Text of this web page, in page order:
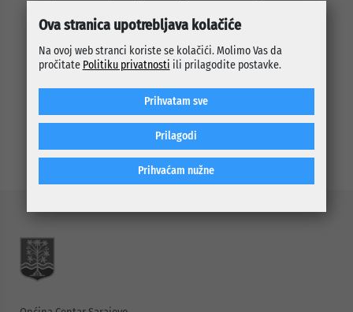
Predračun za kupovinu lijekova;
Predračun ovlaštenog dobavljača bezglutenskih
namirnica;
Predračun zdravstvene ustanove za logopedske,
Tekući račun podnosioca zahtjeva.
Ova stranica upotrebljava kolačiće
Na ovoj web stranci koriste se kolačići. Molimo Vas da
pročitate Politiku privatnosti ili prilagodite postavke.
Prihvaćam nužne
Prilagodi
Prihvatam sve